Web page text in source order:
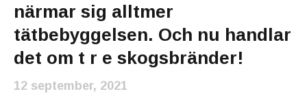
närmar sig alltmer
tätbebyggelsen. Och nu handlar
det om t r e skogsbränder!
12 september, 2021